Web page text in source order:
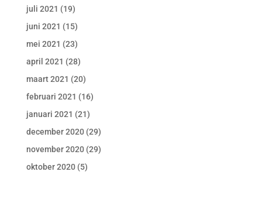
juli 2021 (19)
juni 2021 (15)
mei 2021 (23)
april 2021 (28)
maart 2021 (20)
februari 2021 (16)
januari 2021 (21)
december 2020(29)
november 2020(29)
oktober 2020(5)